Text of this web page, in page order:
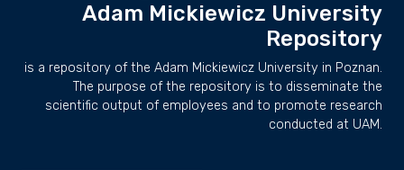
Adam Mickiewicz University
Repository
is a repository of the Adam Mickiewicz University in Poznan.
The purpose of the repository is to disseminate the
scientific output of employees and to promote research
conducted at UAM.